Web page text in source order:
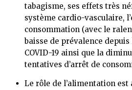
tabagisme, ses effets très
système cardio-vasculaire,
consommation (avec le
baisse de prévalence
COVID-19 ainsi que la
tentatives d’arrêt de
Le rôle de l’alimentation est